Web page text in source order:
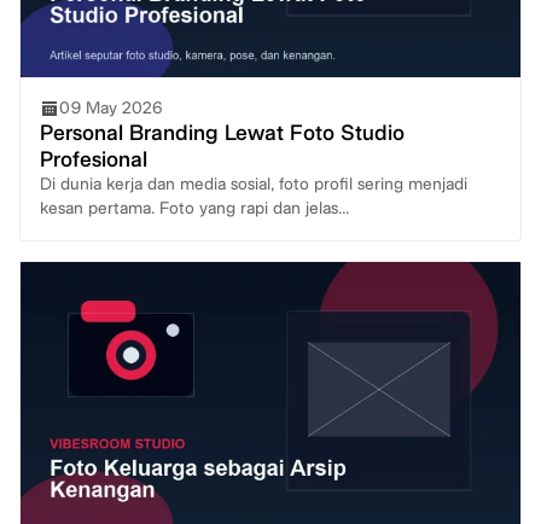
09 May 2026
Personal Branding Lewat Foto Studio
Profesional
Di dunia kerja dan media sosial, foto profil sering menjadi
kesan pertama. Foto yang rapi dan jelas...